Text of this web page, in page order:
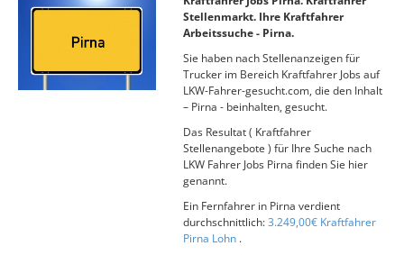
Stellenmarkt. Ihre Kraftfahrer
Arbeitssuche - Pirna.
Sie haben nach Stellenanzeigen für
Trucker im Bereich Kraftfahrer Jobs auf
LKW-Fahrer-gesucht.com, die den Inhalt
– Pirna - beinhalten, gesucht.
Das Resultat ( Kraftfahrer
Stellenangebote ) für Ihre Suche nach
LKW Fahrer Jobs Pirna finden Sie hier
genannt.
Ein Fernfahrer in Pirna verdient
durchschnittlich:3.249,00€ Kraftfahrer
Pirna Lohn .